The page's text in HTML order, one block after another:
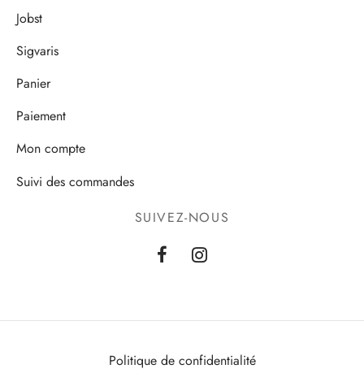
Jobst
Sigvaris
Panier
Paiement
Mon compte
Suivi des commandes
SUIVEZ-NOUS
Politique de confidentialité